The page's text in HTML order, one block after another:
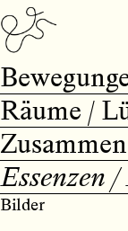
Räume /
Essenzen
Bilder